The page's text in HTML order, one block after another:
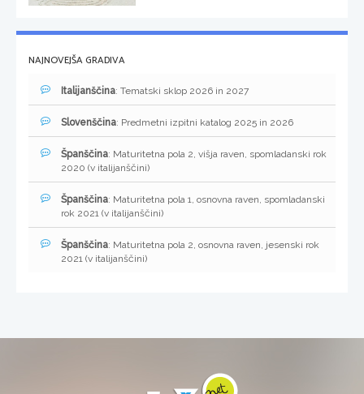
NAJNOVEJŠA GRADIVA
Italijanščina: Tematski sklop 2026 in 2027
Slovenščina: Predmetni izpitni katalog 2025 in 2026
Španščina: Maturitetna pola 2, višja raven, spomladanski rok
2020 (v italijanščini)
Španščina: Maturitetna pola 1, osnovna raven, spomladanski
rok 2021 (v italijanščini)
Španščina: Maturitetna pola 2, osnovna raven, jesenski rok
2021 (v italijanščini)